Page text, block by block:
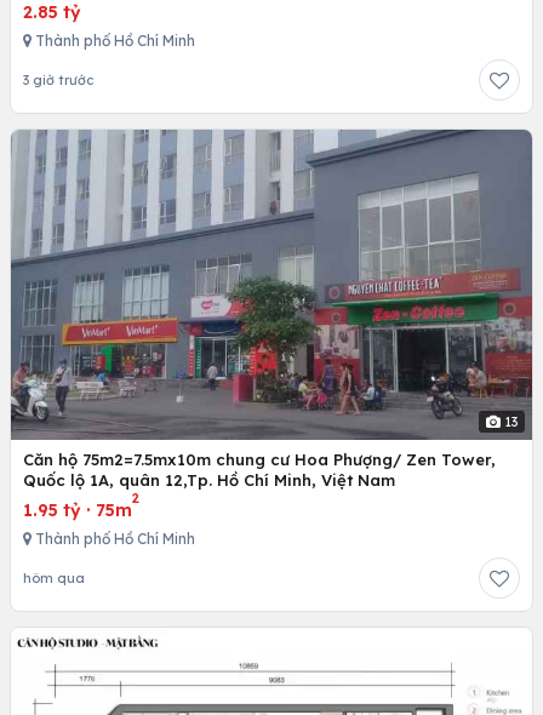
2.85 tỷ
Thành phố Hồ Chí Minh
3 giờ trước
13
Căn hộ 75m2=7.5mx10m chung cư Hoa Phượng/ Zen Tower,
Quốc lộ 1A, quân 12,Tp. Hồ Chí Minh, Việt Nam
1.95 tỷ · 75m
2
Thành phố Hồ Chí Minh
hôm qua